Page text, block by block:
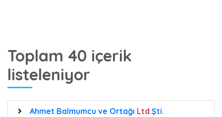
Toplam 40 içerik
listeleniyor
Ahmet Balmumcu ve Ortağı Ltd.Şti.